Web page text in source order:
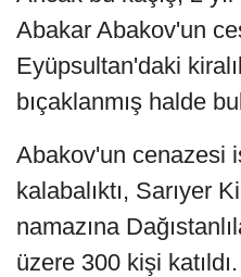
Abakar Abakov'un
Eyüpsultan'daki
bıçaklanmış halde
Abakov'un cenazesi
kalabalıktı, Sarıyer
namazına
üzere 300 kişi katıldı.